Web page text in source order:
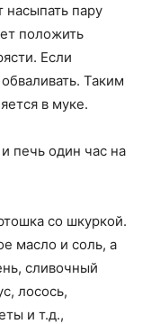
пару
положить
Если
Таким
в муке.
печь один час на
со шкуркой.
масло и соль, а
сливочный
лосось,
и т.д.,